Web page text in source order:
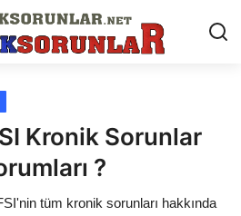
Kronik Sorunlar
?
tüm kronik sorunları hakkında